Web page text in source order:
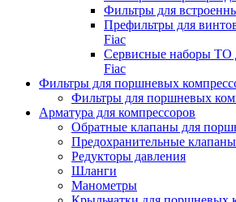
Фильтры для
Префильтры для
Fiac
Сервисные наборы ТО
Fiac
Фильтры для поршневых
Фильтры для поршневых
Арматура для компрессоров
Обратные клапаны для
Предохранительные клапаны
Редукторы давления
Шланги
Манометры